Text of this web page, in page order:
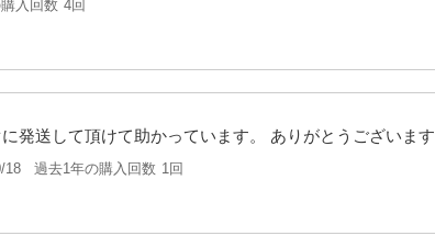
入回数 4回
発送して頂けて助かっています。 ありがとうございます
18 過去1年の購入回数 1回